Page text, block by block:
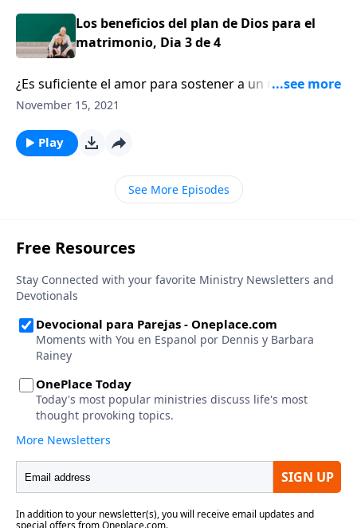
Los beneficios del plan de Dios para el
matrimonio, Dia 3 de 4
¿Es suficiente el amor para sostener a un matrimonio
para toda la vida? El pastor Alistair Begg comparte
el matrimonio.
November 15, 2021
Play
See More Episodes